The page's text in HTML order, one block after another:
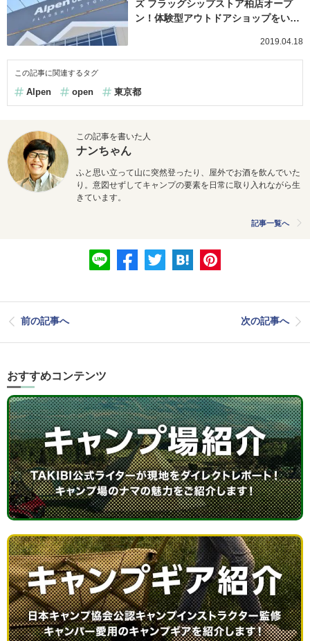
ズ フラッグシップストア柏店オープ
ン！体験型アウトドアショップをい…
2019.04.18
この記事に関連するタグ
Alpen open 東京都
この記事を書いた人
ナンちゃん
ふと思い立って山に突然登ったり、屋外でお酒を飲んでいた
り。意図せずしてキャンプの要素を日常に取り入れながら生
きています。
記事一覧へ
前の記事へ 次の記事へ
おすすめコンテンツ